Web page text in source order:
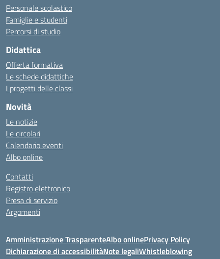
Personale scolastico
Famiglie e studenti
Percorsi di studio
Didattica
Offerta formativa
Le schede didattiche
I progetti delle classi
Novità
Le notizie
Le circolari
Calendario eventi
Albo online
Contatti
Registro elettronico
Presa di servizio
Argomenti
Amministrazione TrasparenteAlbo onlinePrivacy Policy
Dichiarazione di accessibilitàNote legaliWhistleblowing